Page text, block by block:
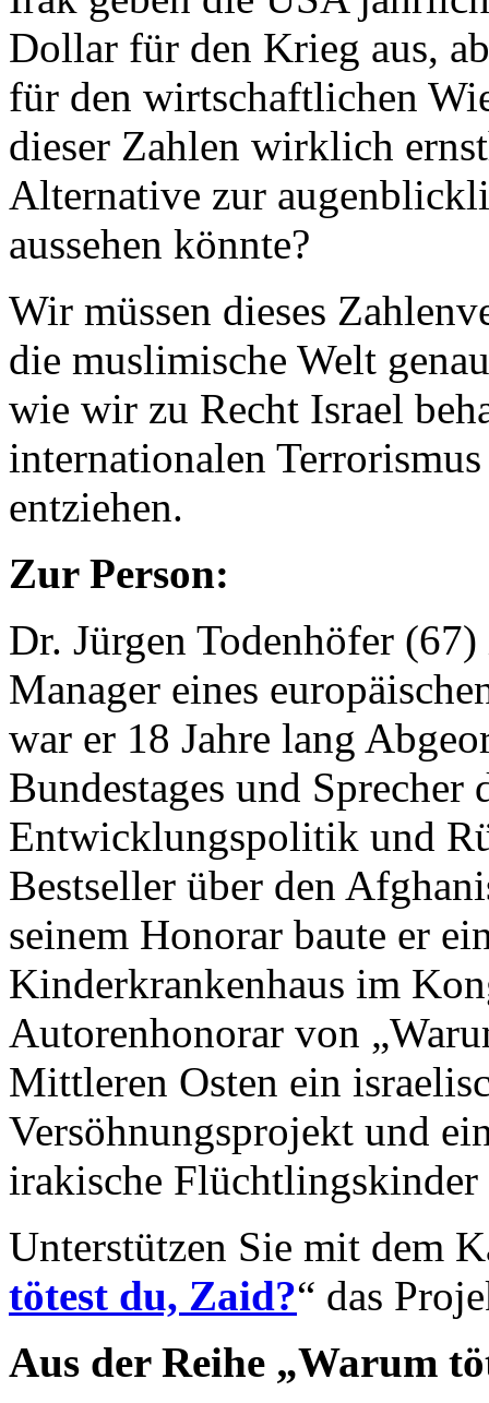
Dollar für den Krieg aus,
für den wirtschaftlichen
dieser Zahlen wirklich
Alternative zur
aussehen könnte?
Wir müssen dieses
die muslimische Welt
wie wir zu Recht Israel
internationalen
entziehen.
Zur Person:
Dr. Jürgen Todenhöfer
Manager eines
war er 18 Jahre lang
Bundestages und
Entwicklungspolitik und
Bestseller über den
seinem Honorar baute er
Kinderkrankenhaus im
Autorenhonorar von
Mittleren Osten ein
Versöhnungsprojekt und
irakische
Unterstützen Sie mit dem
tötest du, Zaid?“ das
Aus der Reihe „Warum